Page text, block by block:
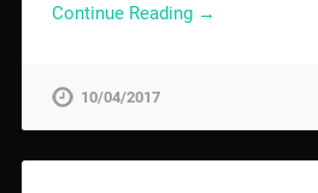
Continue Reading →
10/04/2017